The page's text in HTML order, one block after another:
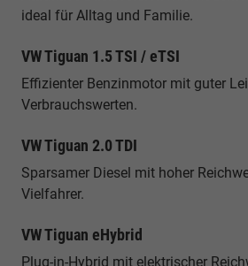
ideal für Alltag und Familie.
VW Tiguan 1.5 TSI / eTSI
Effizienter Benzinmotor mit guter
Verbrauchswerten.
VW Tiguan 2.0 TDI
Sparsamer Diesel mit hoher
Vielfahrer.
VW Tiguan eHybrid
Plug-in-Hybrid mit elektrischer